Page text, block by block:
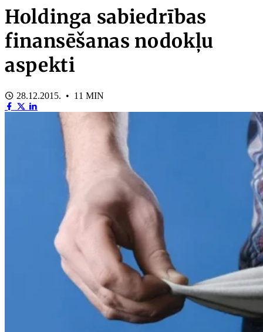
Holdinga sabiedrības
finansēšanas nodokļu
aspekti
28.12.2015. • 11 MIN